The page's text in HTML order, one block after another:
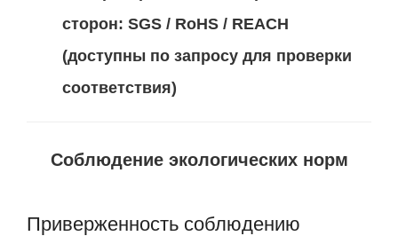
сторон: SGS / RoHS / REACH
(доступны по запросу для проверки
соответствия)
Соблюдение экологических норм
Приверженность соблюдению